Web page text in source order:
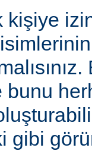
bunu
gibi